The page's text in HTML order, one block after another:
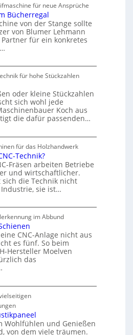
für neue Ansprüche
Bücherregal
von der Stange sollte
von Blumer Lehmann
für ein konkretes
für hohe Stückzahlen
oder kleine Stückzahlen
sich wohl jede
Koch aus
die dafür passenden…
für das Holzhandwerk
Technik?
Fräsen arbeiten Betriebe
und wirtschaftlicher.
sich die Technik nicht
sie ist…
im Abbund
CNC-Anlage nicht aus
es fünf. So beim
Hersteller Moelven
das
Wohlfühlen und Genießen
von dem viele träumen.